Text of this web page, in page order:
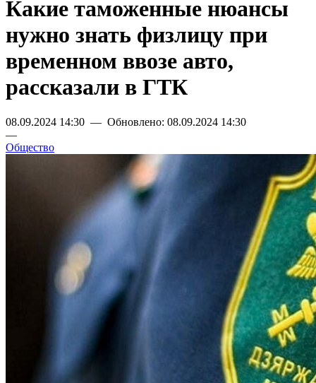
Какие таможенные нюансы
нужно знать физлицу при
временном ввозе авто,
рассказали в ГТК
08.09.2024 14:30 — Обновлено: 08.09.2024 14:30
—
Общество